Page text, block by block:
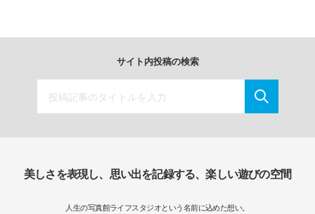
サイト内投稿の検索
美しさを表現し、思い出を記録する、楽しい遊びの空間
人生の写真館ライフスタジオという名前に込めた想い。